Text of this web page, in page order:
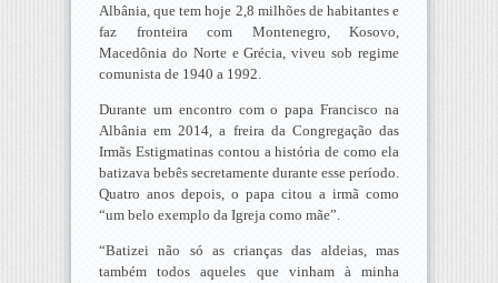
Albânia, que tem hoje 2,8 milhões de habitantes e
faz fronteira com Montenegro, Kosovo,
Macedônia do Norte e Grécia, viveu sob regime
comunista de 1940 a 1992.
Durante um encontro com o papa Francisco na
Albânia em 2014, a freira da Congregação das
Irmãs Estigmatinas contou a história de como ela
batizava bebês secretamente durante esse período.
Quatro anos depois, o papa citou a irmã como
“um belo exemplo da Igreja como mãe”.
“Batizei não só as crianças das aldeias, mas
também todos aqueles que vinham à minha